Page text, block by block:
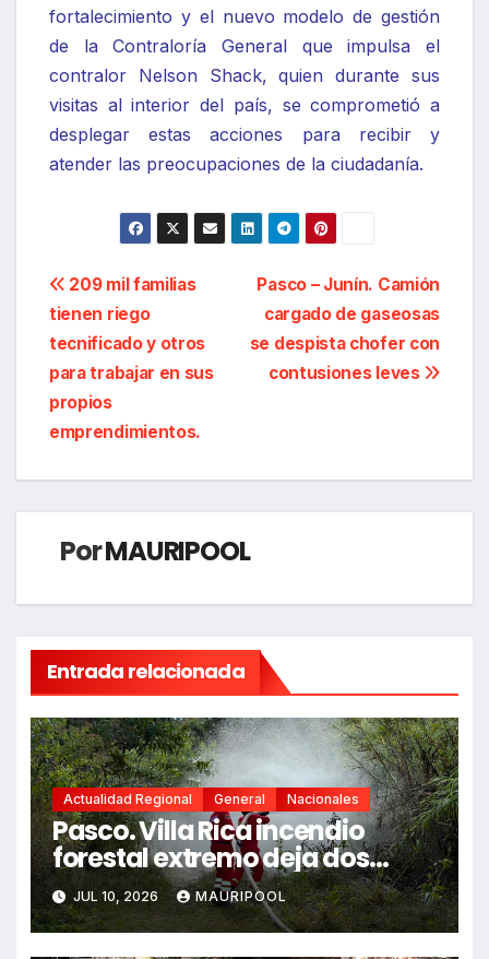
fortalecimiento y el nuevo modelo de gestión
de la Contraloría General que impulsa el
contralor Nelson Shack, quien durante sus
visitas al interior del país, se comprometió a
desplegar estas acciones para recibir y
atender las preocupaciones de la ciudadanía.
Navegación
de
entradas
Pasco – Junín. Camión
cargado de gaseosas
se despista chofer con
contusiones leves
209 mil familias
tienen riego
tecnificado y otros
para trabajar en sus
propios
emprendimientos.
PorMAURIPOOL
Entrada relacionada
Actualidad Regional General Nacionales
Pasco. Villa Rica incendio
forestal extremo deja dos
fallecidos y heridos
JUL 10, 2026 MAURIPOOL